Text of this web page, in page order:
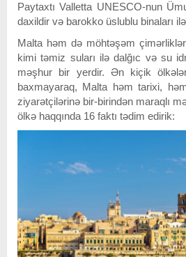
Paytaxtı Valletta UNESCO-nun
daxildir və barokko üslublu binaları ilə
Malta həm də möhtəşəm
kimi təmiz suları ilə dalğıc və su
məşhur bir yerdir. Ən kiçik ölkələr
baxmayaraq, Malta həm tarixi,
ziyarətçilərinə bir-birindən maraqlı
ölkə haqqında 16 faktı tədim edirik: